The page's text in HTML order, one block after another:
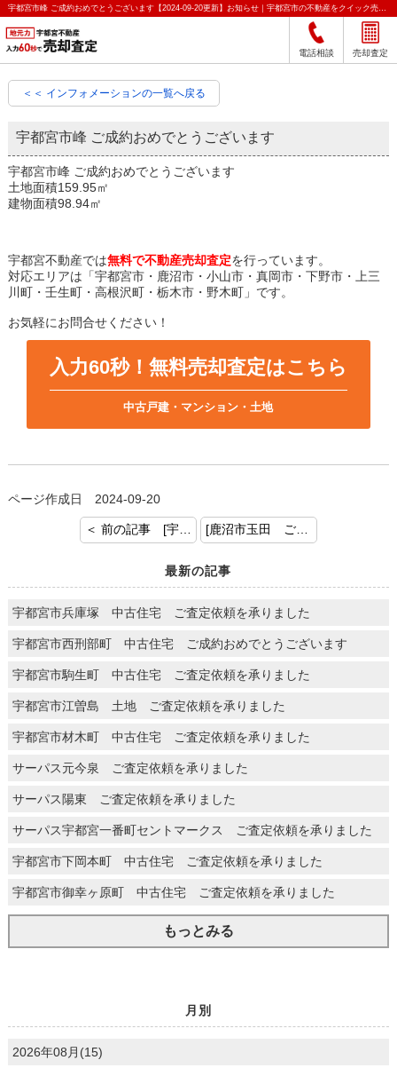
宇都宮市峰 ご成約おめでとうございます【2024-09-20更新】お知らせ｜宇都宮市の不動産をクイック売却査定｜宇都宮不動産
電話相談 売却査定
＜＜ インフォメーションの一覧へ戻る
宇都宮市峰 ご成約おめでとうございます
宇都宮市峰 ご成約おめでとうございます
土地面積159.95㎡
建物面積98.94㎡
宇都宮不動産では無料で不動産売却査定を行っています。
対応エリアは「宇都宮市・鹿沼市・小山市・真岡市・下野市・上三
川町・壬生町・高根沢町・栃木市・野木町」です。
お気軽にお問合せください！
入力60秒！無料売却査定はこちら
中古戸建・マンション・土地
ページ作成日 2024-09-20
＜ 前の記事 [宇都宮市宮原 土地 ご売却のご依頼を承りました] [鹿沼市玉田 ご成約おめでとうございます] 次の記事 ＞
最新の記事
宇都宮市兵庫塚 中古住宅 ご査定依頼を承りました
宇都宮市西刑部町 中古住宅 ご成約おめでとうございます
宇都宮市駒生町 中古住宅 ご査定依頼を承りました
宇都宮市江曽島 土地 ご査定依頼を承りました
宇都宮市材木町 中古住宅 ご査定依頼を承りました
サーパス元今泉 ご査定依頼を承りました
サーパス陽東 ご査定依頼を承りました
サーパス宇都宮一番町セントマークス ご査定依頼を承りました
宇都宮市下岡本町 中古住宅 ご査定依頼を承りました
宇都宮市御幸ヶ原町 中古住宅 ご査定依頼を承りました
もっとみる
月別
2026年08月(15)